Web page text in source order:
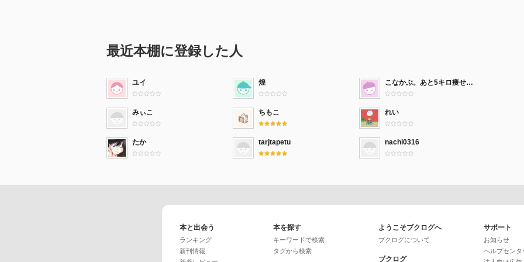
最近本棚に登録した人
ユイ 煌 こなかぶ。あと5キロ痩せる。
みぃこ ちもこ れい
たか tarjtapetu nachi0316
本と出会う
ランキング
新刊情報
本を探す
キーワードで検索
タグから検索
ようこそブクログへ
ブクログについて
ブクログ
サポート
お知らせ
ヘルプセンタ